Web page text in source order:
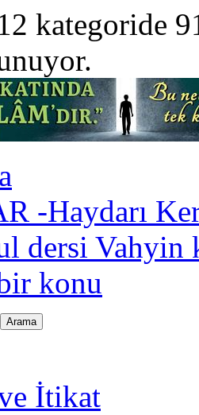
kategoride
-Haydarı
dersi Vahyin
konu
İtikat